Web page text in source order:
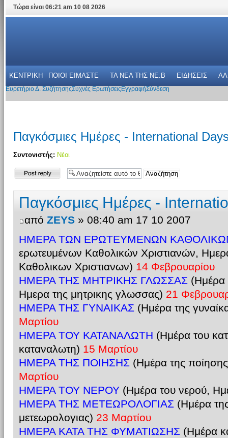
Τώρα είναι 06:21 am 10 08 2026
ΚΕΝΤΡΙΚΗ ΠΟΙΟΙ ΕΙΜΑΣΤΕ ΤΑ ΝΕΑ THΣ NE.B ΕΙΔΗΣΕΙΣ
Ευρετήριο Δ. ΣυζήτησηςΣυχνές Ερωτήσεις ΕγγραφήΣύνδεση
Παγκόσμιες Ημέρες - International
Συντονιστής: Νέοι
Δημιουργία
απάντησης
Παγκόσμιες Ημέρες -
από ZEYS» 08:40 am 17 10 2007
ΗΜΕΡΑ ΤΩΝ ΕΡΩΤΕΥΜΕΝΩΝ
ερωτευμένων Καθολικών Χριστιανών,
Καθολικων Χριστιανων) 14 Φεβρουαρίου
ΗΜΕΡΑ ΤΗΣ ΜΗΤΡΙΚΗΣ ΓΛΩΣΣΑΣ (Ημέρα
Ημερα της μητρικης γλωσσας) 21
ΗΜΕΡΑ ΤΗΣ ΓΥΝΑΙΚΑΣ (Ημέρα της
Μαρτίου
ΗΜΕΡΑ ΤΟΥ ΚΑΤΑΝΑΛΩΤΗ (Ημέρα του
καταναλωτη) 15 Μαρτίου
ΗΜΕΡΑ ΤΗΣ ΠΟΙΗΣΗΣ (Ημέρα της
Μαρτίου
ΗΜΕΡΑ ΤΟΥ ΝΕΡΟΥ (Ημέρα του νερού,
ΗΜΕΡΑ ΤΗΣ ΜΕΤΕΩΡΟΛΟΓΙΑΣ (Ημέρα
μετεωρολογιας) 23 Μαρτίου
ΗΜΕΡΑ ΚΑΤΑ ΤΗΣ ΦΥΜΑΤΙΩΣΗΣ (Ημέρα